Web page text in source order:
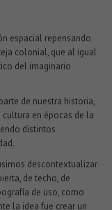
espacial repensando
colonial, que al igual
del imaginario
de nuestra historia,
en épocas de la
distintos
descontextualizar
de techo, de
de uso, como
la idea fue crear un